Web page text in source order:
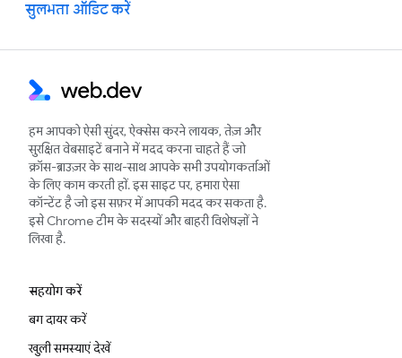
सुलभता ऑडिट करें
हम आपको ऐसी सुंदर, ऐक्सेस करने लायक, तेज़ और
सुरक्षित वेबसाइटें बनाने में मदद करना चाहते हैं जो
क्रॉस-ब्राउज़र के साथ-साथ आपके सभी उपयोगकर्ताओं
के लिए काम करती हों. इस साइट पर, हमारा ऐसा
कॉन्टेंट है जो इस सफ़र में आपकी मदद कर सकता है.
इसे Chrome टीम के सदस्यों और बाहरी विशेषज्ञों ने
लिखा है.
सहयोग करें
बग दायर करें
खुली समस्याएं देखें